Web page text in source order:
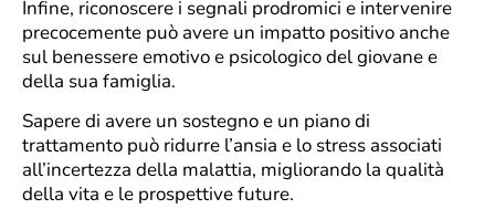
Infine, riconoscere i segnali prodromici e intervenire
precocemente può avere un impatto positivo anche
sul benessere emotivo e psicologico del giovane e
della sua famiglia.
Sapere di avere un sostegno e un piano di
trattamento può ridurre l’ansia e lo stress associati
all’incertezza della malattia, migliorando la qualità
della vita e le prospettive future.